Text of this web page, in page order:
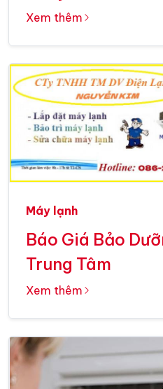
Xem thêm
Máy lạnh
Báo Giá Bảo
Trung Tâm
Xem thêm